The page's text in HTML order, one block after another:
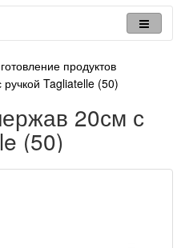
продуктов
Tagliatelle (50)
20см с
(50)